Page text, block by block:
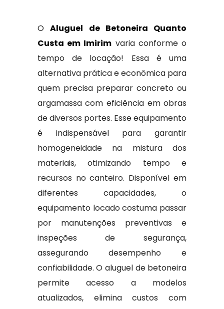
OAluguel de Betoneira Quanto
Custa em Imirim varia conforme o
tempo de locação! Essa é uma
alternativa prática e econômica para
quem precisa preparar concreto ou
argamassa com eficiência em obras
de diversos portes. Esse equipamento
é indispensável para garantir
homogeneidade na mistura dos
materiais, otimizando tempo e
recursos no canteiro. Disponível em
diferentes capacidades, o
equipamento locado costuma passar
por manutenções preventivas e
inspeções de segurança,
assegurando desempenho e
confiabilidade. O aluguel de betoneira
permite acesso a modelos
atualizados, elimina custos com